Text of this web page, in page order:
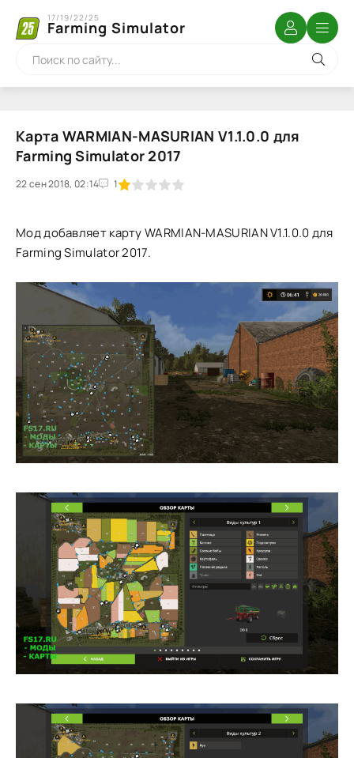
Farming Simulator
17/19/22/25
Карта WARMIAN-MASURIAN V1.1.0.0 для
Farming Simulator 2017
22 сен 2018, 02:14 1
1 2 3 4 5
Мод добавляет карту WARMIAN-MASURIAN V1.1.0.0 для
Farming Simulator 2017.